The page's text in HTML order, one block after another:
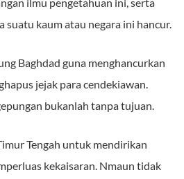
suatu kaum atau negara ini hancur.
Baghdad guna menghancurkan
jejak para cendekiawan.
bukanlah tanpa tujuan.
Tengah untuk mendirikan
kekaisaran. Nmaun tidak